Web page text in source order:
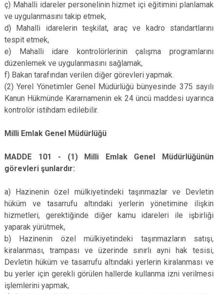
ç) Mahalli idareler personelinin hizmet içi eğitimini planlamak
ve uygulanmasını takip etmek,
d) Mahalli idarelerin teşkilat, araç ve kadro standartlarını
tespit etmek,
e) Mahalli idare kontrolörlerinin çalışma programlarını
düzenlemek ve uygulanmasını sağlamak,
f) Bakan tarafından verilen diğer görevleri yapmak.
(2) Yerel Yönetimler Genel Müdürlüğü bünyesinde 375 sayılı
Kanun Hükmünde Kararnamenin ek 24 üncü maddesi uyarınca
kontrolör istihdam edilebilir.
Milli Emlak Genel Müdürlüğü
MADDE 101 - (1) Milli Emlak Genel Müdürlüğünün
görevleri şunlardır:
a) Hazinenin özel mülkiyetindeki taşınmazlar ve Devletin
hüküm ve tasarrufu altındaki yerlerin yönetimine ilişkin
hizmetleri, gerektiğinde diğer kamu idareleri ile işbirliği
yaparak yürütmek,
b) Hazinenin özel mülkiyetindeki taşınmazların satışı,
kiralanması, trampası ve üzerinde sınırlı ayni hak tesisi,
Devletin hüküm ve tasarrufu altındaki yerlerin kiralanması ve
bu yerler için gerekli görülen hallerde kullanma izni verilmesi
işlemlerini yapmak,